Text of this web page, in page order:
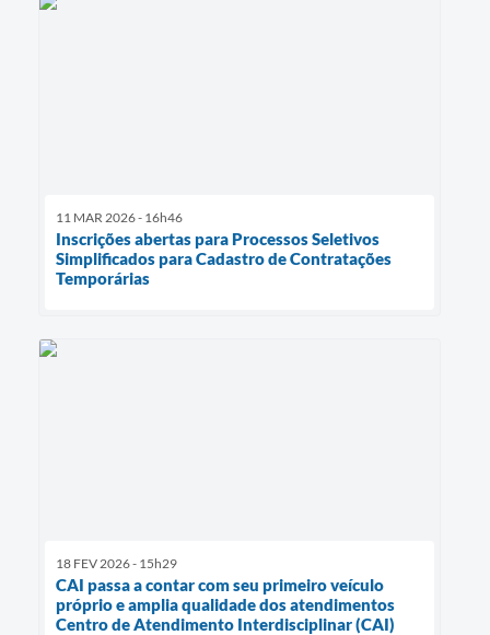
11 MAR 2026 - 16h46
Inscrições abertas para Processos Seletivos
Simplificados para Cadastro de Contratações
Temporárias
18 FEV 2026 - 15h29
CAI passa a contar com seu primeiro veículo
próprio e amplia qualidade dos atendimentos
Centro de Atendimento Interdisciplinar (CAI)